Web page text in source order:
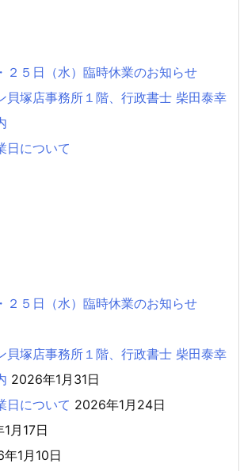
２５日（水）臨時休業のお知らせ
貝塚店事務所１階、行政書士 柴田泰幸
日について
２５日（水）臨時休業のお知らせ
貝塚店事務所１階、行政書士 柴田泰幸
2026年1月31日
日について 2026年1月24日
月17日
1月10日